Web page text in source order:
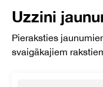
Uzzini
Pieraksties
svaigākajiem